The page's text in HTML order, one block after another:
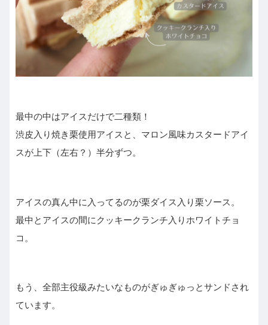
最中の中はアイスだけで二種類！
渋皮入り焼き栗使用アイスと、マロン風味カスタードアイ
スが上下（左右？）半分ずつ。
アイスの真ん中に入ってるのが栗ダイス入り栗ソース。
最中とアイスの間にクッキークランチ入りホワイトチョ
コ。
もう、全部主役級みたいなものがぎゅぎゅっとサンドされ
ています。